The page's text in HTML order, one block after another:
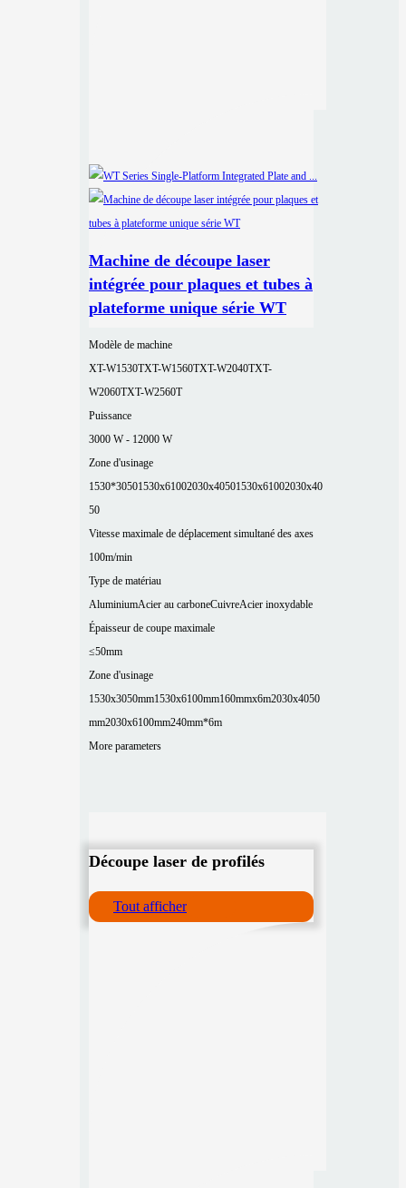
Machine de découpe laser
intégrée pour plaques et tubes à
plateforme unique série WT
Modèle de machine
XT-W1530TXT-W1560TXT-W2040TXT-
W2060TXT-W2560T
Puissance
3000 W - 12000 W
Zone d'usinage
1530*30501530x61002030x40501530x61002030x40
50
Vitesse maximale de déplacement simultané des axes
100m/min
Type de matériau
AluminiumAcier au carboneCuivreAcier inoxydable
Épaisseur de coupe maximale
≤50mm
Zone d'usinage
1530x3050mm1530x6100mm160mmx6m2030x4050
mm2030x6100mm240mm*6m
More parameters
Découpe laser de profilés
Tout afficher